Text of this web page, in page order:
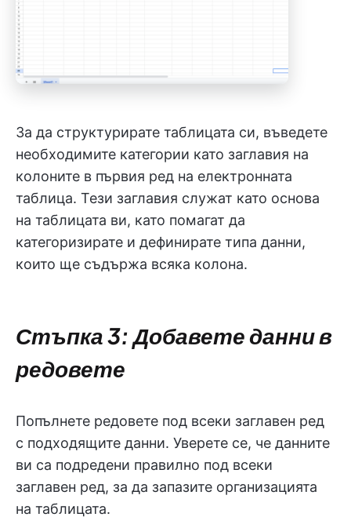
За да структурирате таблицата си, въведете
необходимите категории като заглавия на
колоните в първия ред на електронната
таблица. Тези заглавия служат като основа
на таблицата ви, като помагат да
категоризирате и дефинирате типа данни,
които ще съдържа всяка колона.
Стъпка 3: Добавете данни в
редовете
Попълнете редовете под всеки заглавен ред
с подходящите данни. Уверете се, че данните
ви са подредени правилно под всеки
заглавен ред, за да запазите организацията
на таблицата.